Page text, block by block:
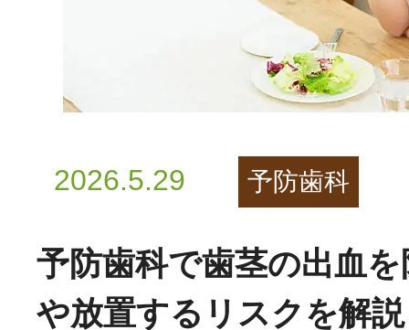
2026.5.29 予防歯科
予防歯科で歯茎の出血
や放置するリスクを解説